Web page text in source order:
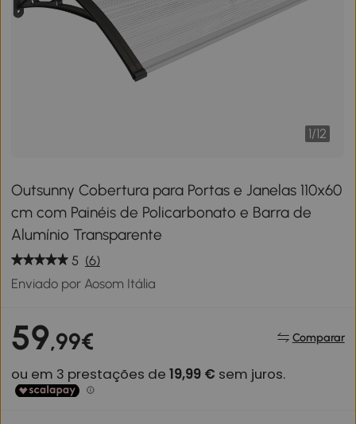
1/12
Outsunny Cobertura para Portas e Janelas 110x60
cm com Painéis de Policarbonato e Barra de
Alumínio Transparente
5 (6)
Enviado por Aosom Itália
59,99€ Comparar